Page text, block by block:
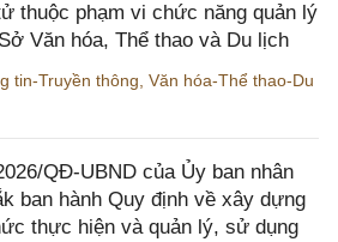
thuộc phạm vi chức năng quản lý
Văn hóa, Thể thao và Du lịch
tin-Truyền thông Văn hóa-Thể thao-Du
QĐ-UBND của Ủy ban nhân
ban hành Quy định về xây dựng
thực hiện và quản lý, sử dụng